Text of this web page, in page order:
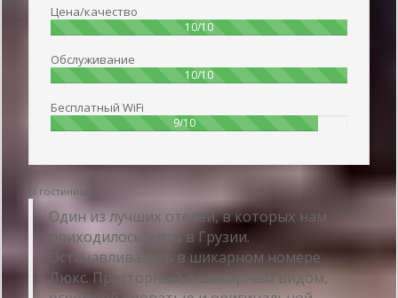
Цена/качество
10/10100%
Обслуживание
10/10100%
Бесплатный WiFi
9/1090%
О гостинице:
Один из лучших отелей, в которых нам
приходилось жить в Грузии.
Останавливались в шикарном номере
Люкс. Просторный, с шикарным видом,